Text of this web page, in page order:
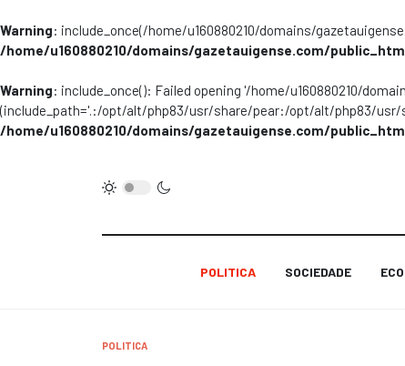
Warning: include_once(/home/u160880210/domains/
/home/u160880210/domains/gazetauigense.com/
Warning: include_once(): Failed opening '/home/u160880210/
(include_path='.:/opt/alt/php83/usr/share/pear:/opt/alt/php83/
/home/u160880210/domains/gazetauigense.com/
POLITICA SOCIEDADE
POLITICA